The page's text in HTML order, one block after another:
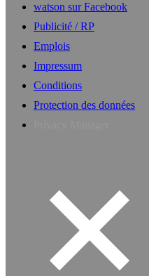
watson sur Facebook
Publicité / RP
Emplois
Impressum
Conditions
Protection des données